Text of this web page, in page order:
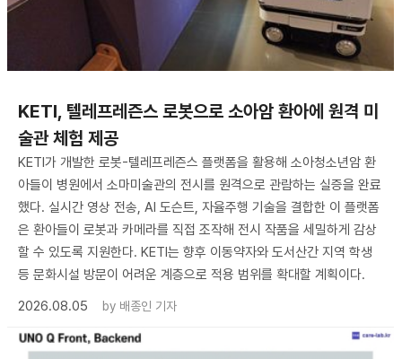
KETI, 텔레프레즌스 로봇으로 소아암 환아에 원격 미
술관 체험 제공
KETI가 개발한 로봇-텔레프레즌스 플랫폼을 활용해 소아청소년암 환
아들이 병원에서 소마미술관의 전시를 원격으로 관람하는 실증을 완료
했다. 실시간 영상 전송, AI 도슨트, 자율주행 기술을 결합한 이 플랫폼
은 환아들이 로봇과 카메라를 직접 조작해 전시 작품을 세밀하게 감상
할 수 있도록 지원한다. KETI는 향후 이동약자와 도서산간 지역 학생
등 문화시설 방문이 어려운 계층으로 적용 범위를 확대할 계획이다.
2026.08.05
by 배종인 기자